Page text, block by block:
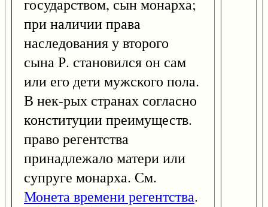
государством, сын монарха;
при наличии права
наследования у второго
сына Р. становился он сам
или его дети мужского пола.
В нек-рых странах согласно
конституции преимуществ.
право регентства
принадлежало матери или
супруге монарха. См.
Монета времени регентства.